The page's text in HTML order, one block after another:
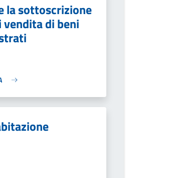
la sottoscrizione
di beni